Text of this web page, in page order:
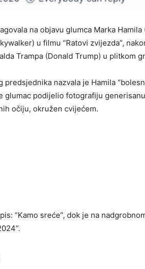
na objavu glumca Marka
u filmu “Ratovi zvijezda”,
Trampa (Donald Trump) u plitkom
nazvala je Hamila
glumac podijelio fotografiju
očiju, okružen cvijećem.
“Kamo sreće”, dok je na